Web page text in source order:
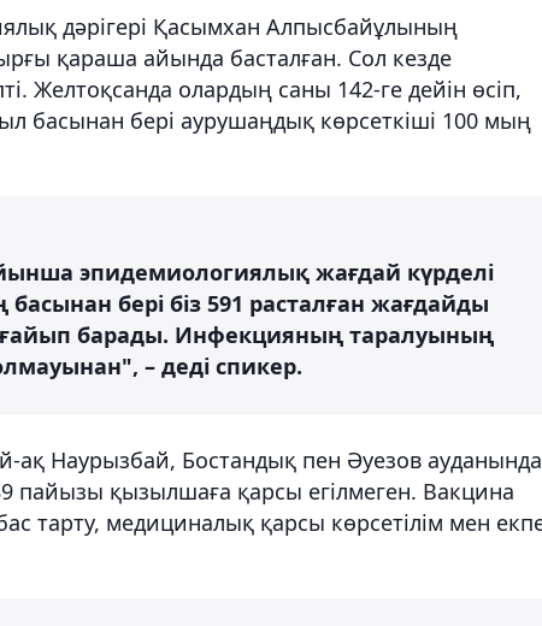
дәрігері Қасымхан Алпысбайұлының
қараша айында басталған. Сол кезде
Желтоқсанда олардың саны 142-ге дейін өсіп,
басынан бері аурушаңдық көрсеткіші 100 мың
эпидемиологиялық жағдай күрделі
бері біз 591 расталған жағдайды
барады. Инфекцияның таралуының
– деді спикер.
ақ Наурызбай, Бостандық пен Әуезов ауданында
пайызы қызылшаға қарсы егілмеген. Вакцина
тарту, медициналық қарсы көрсетілім мен